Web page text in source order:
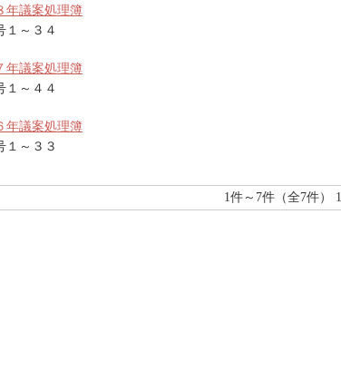
年議案処理簿
１～３４
年議案処理簿
１～４４
年議案処理簿
１～３３
1件～7件（全7件